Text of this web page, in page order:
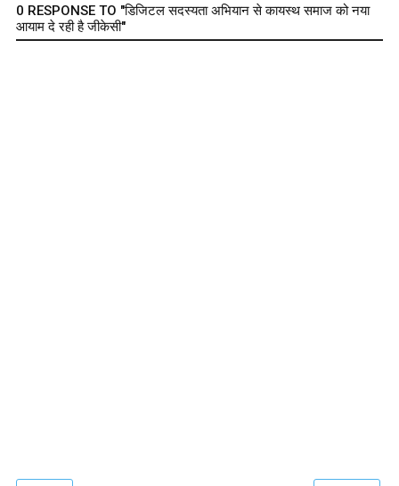
0 RESPONSE TO "डिजिटल सदस्यता अभियान से कायस्थ समाज को नया
आयाम दे रही है जीकेसी"